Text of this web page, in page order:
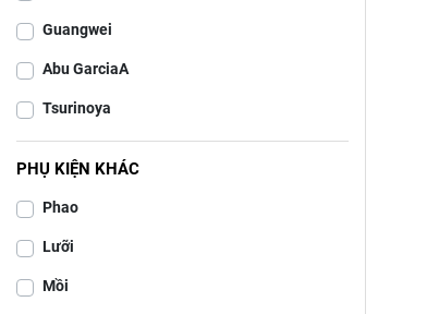
Guangwei
Abu GarciaA
Tsurinoya
PHỤ KIỆN KHÁC
Phao
Lưỡi
Mồi